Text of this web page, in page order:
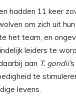
hadden 11 keer
om zich uit
het team, en
leiders te
aan T. gondii’s
te
levens.